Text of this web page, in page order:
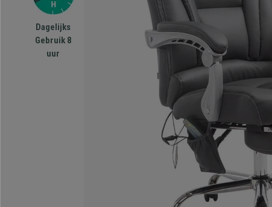
Dagelijks
Gebruik 8
uur